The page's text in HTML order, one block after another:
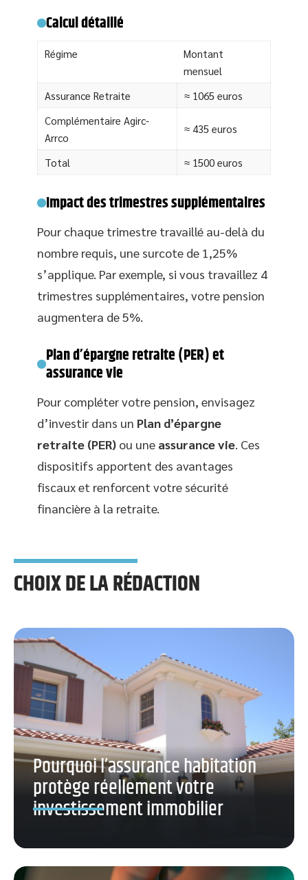
Calcul détaillé
Régime
Montant
mensuel
Assurance Retraite
≈ 1065 euros
Complémentaire Agirc-
Arrco
≈ 435 euros
Total ≈ 1500 euros
Impact des trimestres supplémentaires
Pour chaque trimestre travaillé au-delà du
nombre requis, une surcote de 1,25%
s’applique. Par exemple, si vous travaillez 4
trimestres supplémentaires, votre pension
augmentera de 5%.
Plan d’épargne retraite (PER) et
assurance vie
Pour compléter votre pension, envisagez
d’investir dans un Plan d’épargne
retraite (PER) ou une assurance vie. Ces
dispositifs apportent des avantages
fiscaux et renforcent votre sécurité
financière à la retraite.
CHOIX DE LA RÉDACTION
Pourquoi l’assurance habitation
protège réellement votre
investissement immobilier